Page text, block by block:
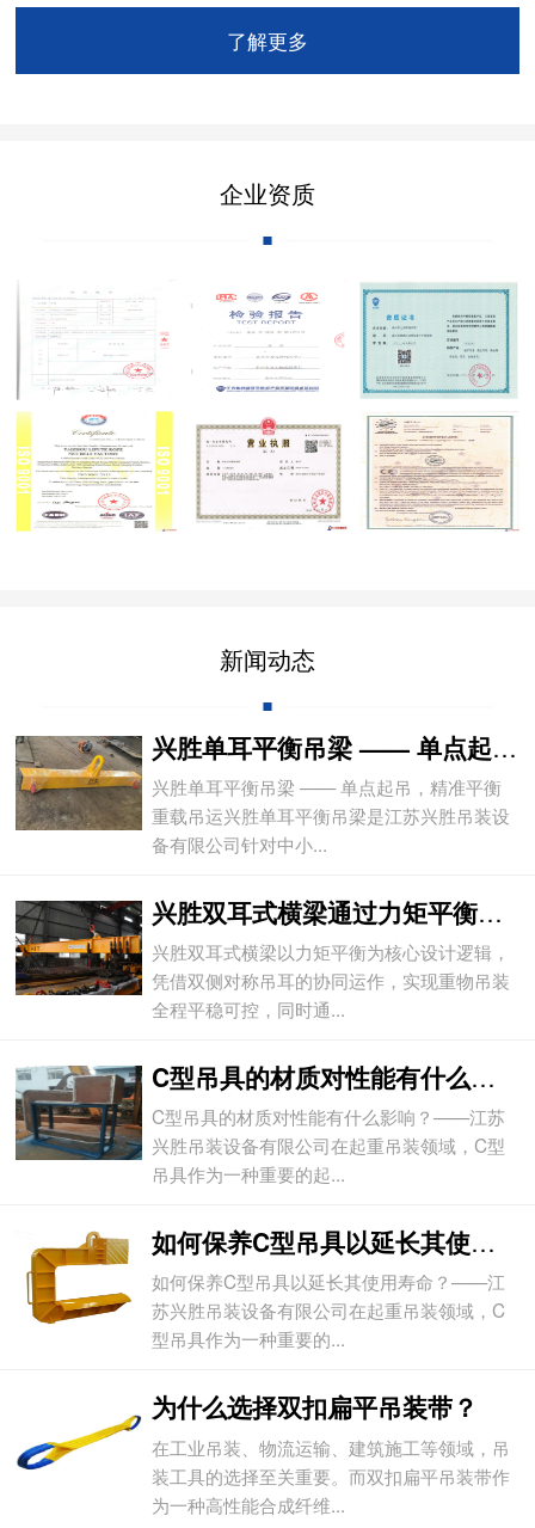
了解更多
企业资质
新闻动态
兴胜单耳平衡吊梁 —— 单点起吊，精准平
兴胜单耳平衡吊梁 —— 单点起吊，精准平衡
重载吊运兴胜单耳平衡吊梁是江苏兴胜吊装设
备有限公司针对中小...
兴胜双耳式横梁通过力矩平衡实现重物平稳吊
兴胜双耳式横梁以力矩平衡为核心设计逻辑，
凭借双侧对称吊耳的协同运作，实现重物吊装
全程平稳可控，同时通...
C型吊具的材质对性能有什么影响？
C型吊具的材质对性能有什么影响？——江苏
兴胜吊装设备有限公司在起重吊装领域，C型
吊具作为一种重要的起...
如何保养C型吊具以延长其使用寿命？
如何保养C型吊具以延长其使用寿命？——江
苏兴胜吊装设备有限公司在起重吊装领域，C
型吊具作为一种重要的...
为什么选择双扣扁平吊装带？
在工业吊装、物流运输、建筑施工等领域，吊
装工具的选择至关重要。而双扣扁平吊装带作
为一种高性能合成纤维...